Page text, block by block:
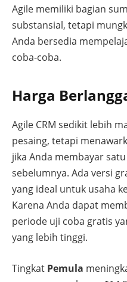
Agile memiliki bagian
substansial, tetapi
Anda bersedia
coba-coba.
Harga
Agile CRM sedikit lebih
pesaing, tetapi
jika Anda membayar
sebelumnya. Ada versi
yang ideal untuk usaha
Karena Anda dapat
periode uji coba gratis
yang lebih tinggi.
Tingkat Pemula